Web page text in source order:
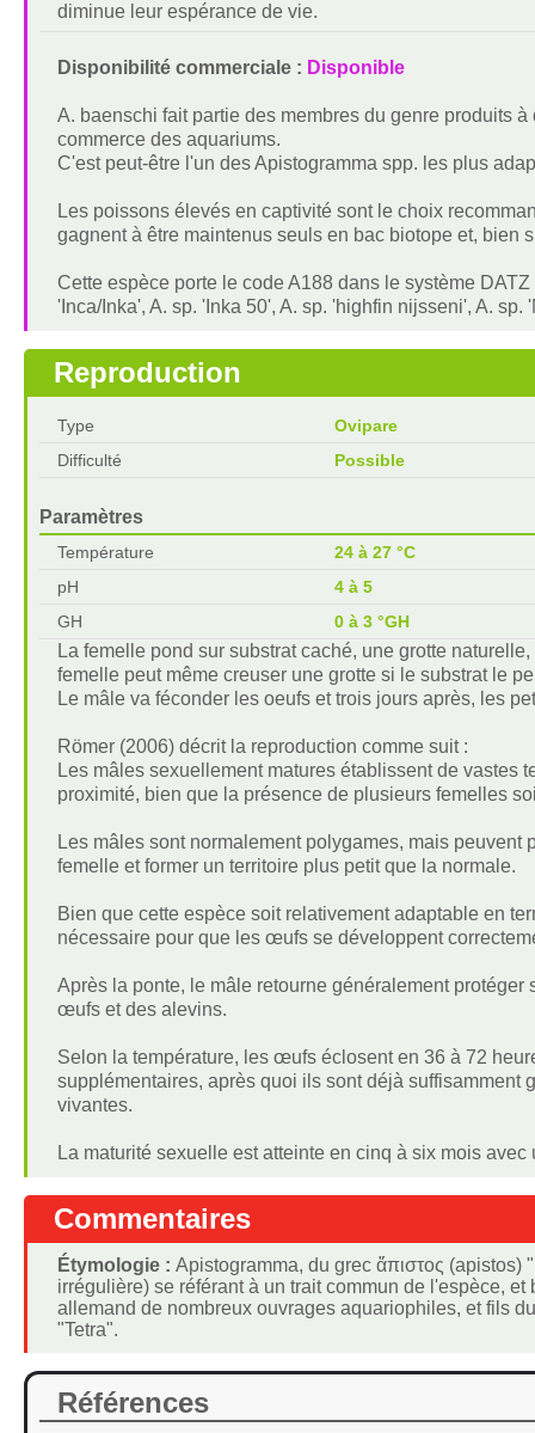
diminue leur espérance de vie.
Disponibilité commerciale : Disponible
A. baenschi fait partie des membres du genre produits
commerce des aquariums.
C'est peut-être l'un des Apistogramma spp. les plus
Les poissons élevés en captivité sont le choix
gagnent à être maintenus seuls en bac biotope et, bien
Cette espèce porte le code A188 dans le système
'Inca/Inka', A. sp. 'Inka 50', A. sp. 'highfin nijsseni', A.
Reproduction
Type
Ovipare
Difficulté
Possible
Paramètres
Température
24 à 27 °C
pH
4 à 5
GH
0 à 3 °GH
La femelle pond sur substrat caché, une grotte
femelle peut même creuser une grotte si le substrat le
Le mâle va féconder les oeufs et trois jours après, les
Römer (2006) décrit la reproduction comme suit :
Les mâles sexuellement matures établissent de vastes
proximité, bien que la présence de plusieurs femelles
Les mâles sont normalement polygames, mais
femelle et former un territoire plus petit que la normale.
Bien que cette espèce soit relativement adaptable en
nécessaire pour que les œufs se développent
Après la ponte, le mâle retourne généralement
œufs et des alevins.
Selon la température, les œufs éclosent en 36 à 72
supplémentaires, après quoi ils sont déjà suffisamment
vivantes.
La maturité sexuelle est atteinte en cinq à six mois
Commentaires
Étymologie : Apistogramma, du grec ἄπιστος
irrégulière) se référant à un trait commun de l'espèce,
allemand de nombreux ouvrages aquariophiles, et fils
"Tetra".
Références